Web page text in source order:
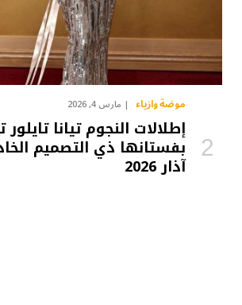
موضة وازياء مارس 4, 2026
إطلالات النجوم تيانا تايلور
آذار 2026